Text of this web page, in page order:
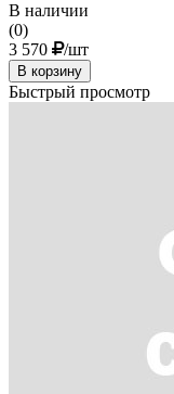
В наличии
(0)
3 570
/шт
В корзину
Быстрый просмотр